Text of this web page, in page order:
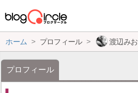
ホーム プロフィール 渡辺みお
プロフィール